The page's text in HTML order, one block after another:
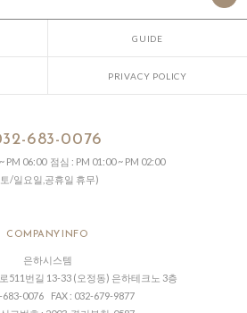
GUIDE
PRIVACY POLICY
683-0076
PM 06:00 점심 : PM 01:00 ~ PM 02:00
/일요일,공휴일 휴무)
COMPANY INFO
은하시스템
511번길 13-33 (오정동) 은하테크노 3층
683-0076 FAX : 032-679-9877